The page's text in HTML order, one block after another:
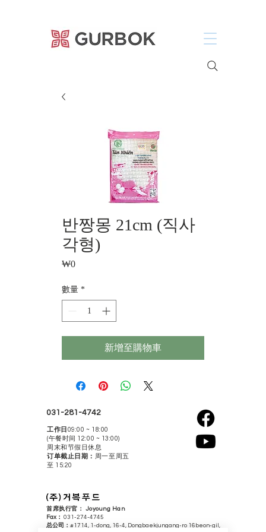
거복푸드
반짱몽 21cm (직사
각형)
₩0價
數量 *
新增至購物車
031-281-4742
工作日 09:00 ~ 18:00
(午餐时间 12:00 ~ 13:00)
​周末和节假日休息
订单截止日期：
周一至周五
至 15:20
首席执行官：
Joyoung Han
​Fax： 031-274-4745
总公司： #1714, 1-dong, 16-4, Dongbaekjungang-ro 16beon-gil,